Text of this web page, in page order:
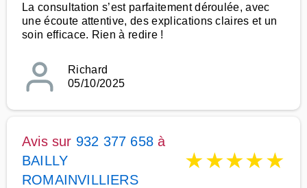
La consultation s’est parfaitement déroulée, avec
une écoute attentive, des explications claires et un
soin efficace. Rien à redire !
Richard
05/10/2025
Avis sur 932 377 658 à
BAILLY
ROMAINVILLIERS
★★★★★